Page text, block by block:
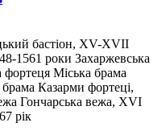
бастіон, XV-XVII
1561 роки Захаржевська
фортеця Міська брама
Казарми фортеці,
Гончарська вежа, XVI
рік